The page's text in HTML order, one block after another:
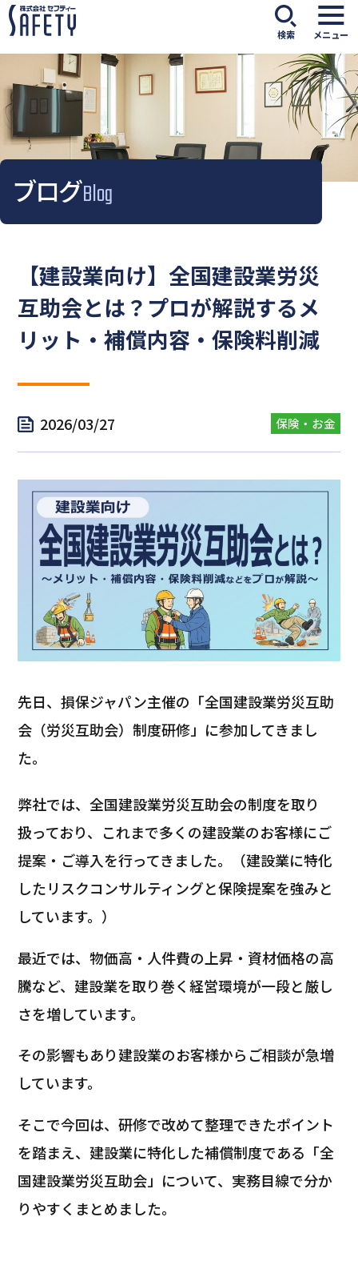
検索 メニュー
ブログBlog
【建設業向け】全国建設業労災
互助会とは？プロが解説するメ
リット・補償内容・保険料削減
2026/03/27 保険・お金
先日、損保ジャパン主催の「全国建設業労災互助
会（労災互助会）制度研修」に参加してきまし
た。
弊社では、全国建設業労災互助会の制度を取り
扱っており、これまで多くの建設業のお客様にご
提案・ご導入を行ってきました。（建設業に特化
したリスクコンサルティングと保険提案を強みと
しています。）
最近では、物価高・人件費の上昇・資材価格の高
騰など、建設業を取り巻く経営環境が一段と厳し
さを増しています。
その影響もあり建設業のお客様からご相談が急増
しています。
そこで今回は、研修で改めて整理できたポイント
を踏まえ、建設業に特化した補償制度である「全
国建設業労災互助会」について、実務目線で分か
りやすくまとめました。